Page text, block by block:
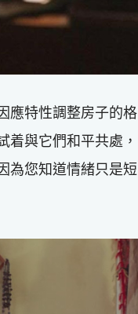
應特性調整房子的格
着與它們和平共處，
為您知道情緒只是短